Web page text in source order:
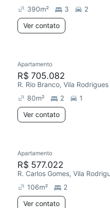
390m² 3
2
Ver contato
Apartamento
R$ 705.082
R. Rio Branco, Vila Rodrigues
80m² 2
1
Ver contato
Apartamento
R$ 577.022
R. Carlos Gomes, Vila
106m²
2
Ver contato